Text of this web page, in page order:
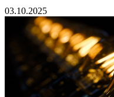
03.10.2025